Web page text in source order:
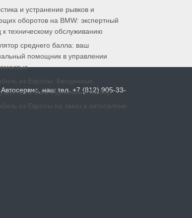
и устранение рывков и
оборотов на BMW: экспертный
к техническому обслуживанию
среднего балла: ваш
помощник в управлении
из Европы: Бесценные
и Ваш Идеальный Выбор
из Европы на заказ в автосалоне
наш тел. +7 (812) 905-33-